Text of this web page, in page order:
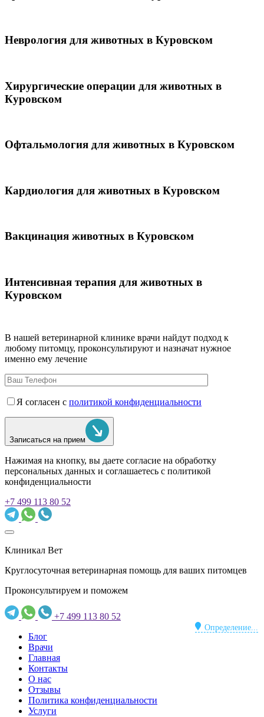
Неврология для животных в Куровском
Хирургические операции для животных в
Куровском
Офтальмология для животных в Куровском
Кардиология для животных в Куровском
Вакцинация животных в Куровском
Интенсивная терапия для животных в
Куровском
В нашей ветеринарной клинике врачи найдут подход к
любому питомцу, проконсультируют и назначат нужное
именно ему лечение
Я согласен с политикой конфиденциальности
Записаться на прием
Нажимая на кнопку, вы даете согласие на обработку
персональных данных и соглашаетесь c политикой
конфиденциальности
+7 499 113 80 52
Клиникал Вет
Круглосуточная ветеринарная помощь для ваших питомцев
Проконсультируем и поможем
+7 499 113 80 52
Определение...
Блог
Врачи
Главная
Контакты
О нас
Отзывы
Политика конфиденциальности
Услуги